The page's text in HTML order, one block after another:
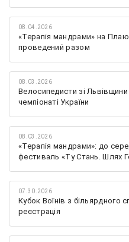
08.04.2026
«Терапія мандрами» на
проведений разом
08.03.2026
Велосипедисти зі
чемпіонаті України
08.03.2026
«Терапія мандрами»: до
фестиваль «Ту Стань. Шлях
07.30.2026
Кубок Воїнів з більярдного
реєстрація